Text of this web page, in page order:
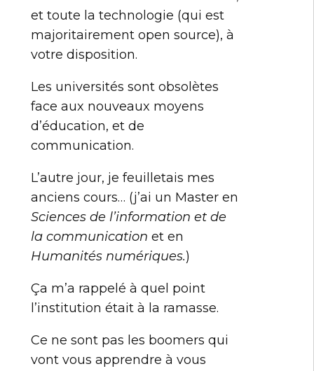
et toute la technologie (qui est
majoritairement open source), à
votre disposition.
Les universités sont obsolètes
face aux nouveaux moyens
d’éducation, et de
communication.
L’autre jour, je feuilletais mes
anciens cours… (j’ai un Master en
Sciences de l’information et de
la communication et en
Humanités numériques.)
Ça m’a rappelé à quel point
l’institution était à la ramasse.
Ce ne sont pas les boomers qui
vont vous apprendre à vous